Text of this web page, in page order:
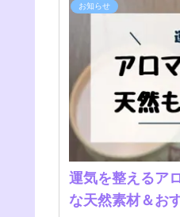
お知らせ
運気を整えるア
な天然素材＆お